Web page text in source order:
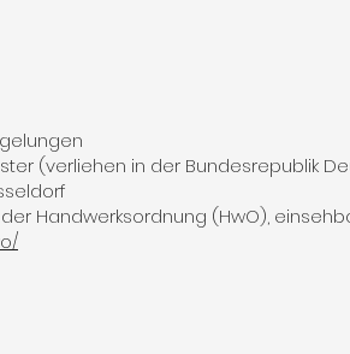
(verliehen in der Bundesrepublik
Handwerksordnung (HwO),